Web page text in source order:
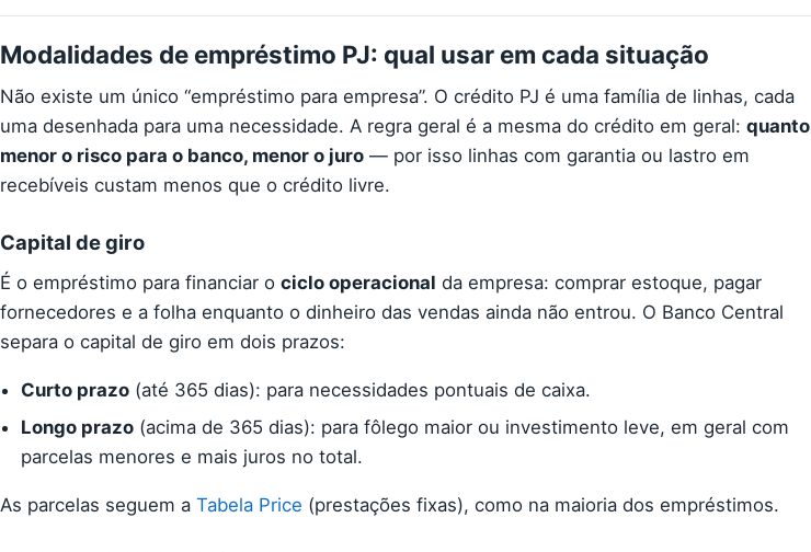
Modalidades de empréstimo PJ: qual usar em cada situação
Não existe um único “empréstimo para empresa”. O crédito PJ é uma família de linhas, cada
uma desenhada para uma necessidade. A regra geral é a mesma do crédito em geral: quanto
menor o risco para o banco, menor o juro — por isso linhas com garantia ou lastro em
recebíveis custam menos que o crédito livre.
Capital de giro
É o empréstimo para financiar o ciclo operacional da empresa: comprar estoque, pagar
fornecedores e a folha enquanto o dinheiro das vendas ainda não entrou. O Banco Central
separa o capital de giro em dois prazos:
Curto prazo (até 365 dias): para necessidades pontuais de caixa.
Longo prazo (acima de 365 dias): para fôlego maior ou investimento leve, em geral com
parcelas menores e mais juros no total.
As parcelas seguem a Tabela Price (prestações fixas), como na maioria dos empréstimos.